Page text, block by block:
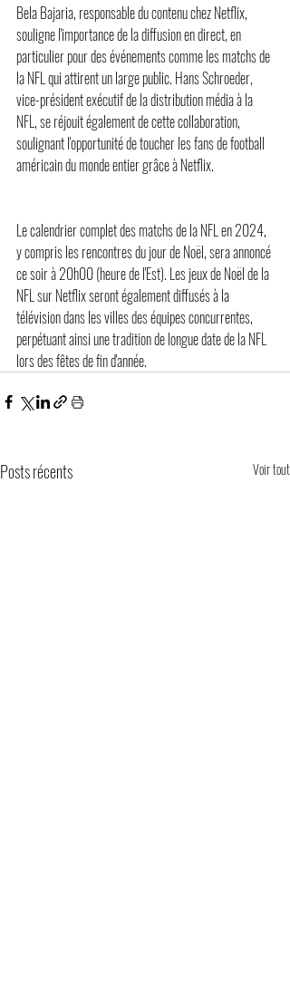
Bela Bajaria, responsable du contenu chez Netflix,
souligne l'importance de la diffusion en direct, en
particulier pour des événements comme les matchs de
la NFL qui attirent un large public. Hans Schroeder,
vice-président exécutif de la distribution média à la
NFL, se réjouit également de cette collaboration,
soulignant l'opportunité de toucher les fans de football
américain du monde entier grâce à Netflix.
Le calendrier complet des matchs de la NFL en 2024,
y compris les rencontres du jour de Noël, sera annoncé
ce soir à 20h00 (heure de l'Est). Les jeux de Noël de la
NFL sur Netflix seront également diffusés à la
télévision dans les villes des équipes concurrentes,
perpétuant ainsi une tradition de longue date de la NFL
lors des fêtes de fin d'année.
Posts récents Voir tout